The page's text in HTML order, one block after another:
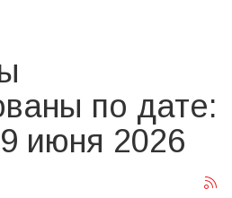
по дате:
июня 2026